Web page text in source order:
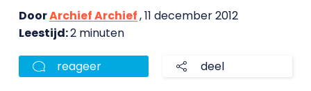
DoorArchief Archief, 11 december 2012
Leestijd:2 minuten
reageer deel